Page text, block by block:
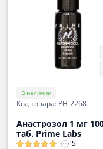
В наличии
Код товара: PH-2268
Анастрозол 1 мг
таб. Prime Labs
5